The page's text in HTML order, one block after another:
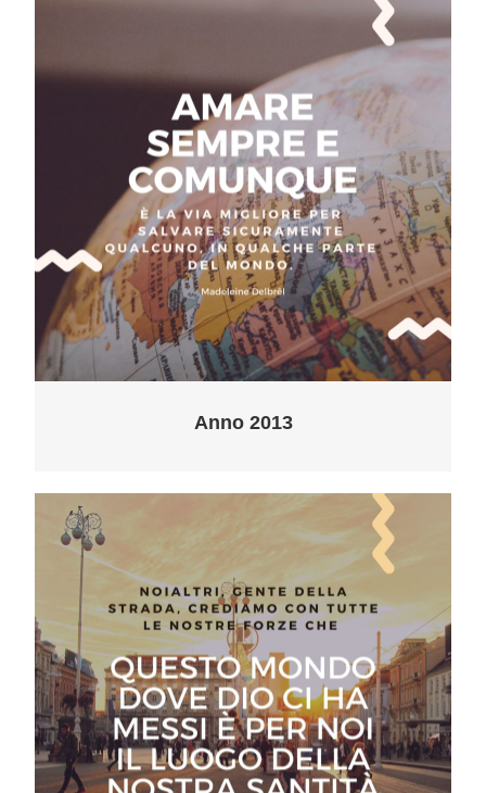
Anno 2013